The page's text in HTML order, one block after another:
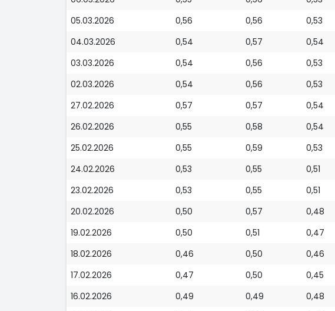
05.03.2026
0,56 0,56 0,53
04.03.2026
0,54 0,57 0,54
03.03.2026
0,54 0,56 0,53
02.03.2026
0,54 0,56 0,53
27.02.2026
0,57 0,57 0,54
26.02.2026
0,55 0,58 0,54
25.02.2026
0,55 0,59 0,53
24.02.2026
0,53 0,55 0,51
23.02.2026
0,53 0,55 0,51
20.02.2026
0,50 0,57 0,48
19.02.2026
0,50 0,51 0,47
18.02.2026
0,46 0,50 0,46
17.02.2026
0,47 0,50 0,45
16.02.2026
0,49 0,49 0,48